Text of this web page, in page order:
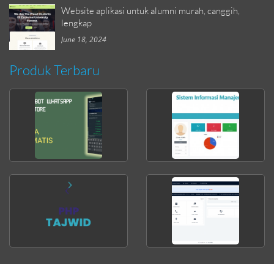
Website aplikasi untuk alumni murah, canggih,
lengkap
June 18, 2024
Produk Terbaru